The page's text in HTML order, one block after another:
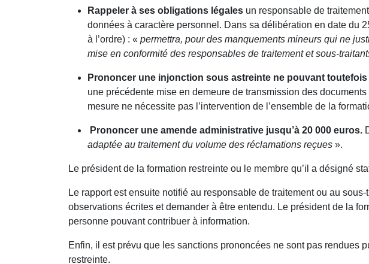
Rappeler à ses obligations légales un responsable de
données à caractère personnel. Dans sa délibération en date du
à l’ordre) : « permettra, pour des manquements mineurs qui ne
mise en conformité des responsables de traitement et sous-
Prononcer une injonction sous astreinte ne pouvant
une précédente mise en demeure de transmission des
mesure ne nécessite pas l’intervention de l’ensemble de la
Prononcer une amende administrative jusqu’à 20 000 euros.
adaptée au traitement du volume des réclamations reçues ».
Le président de la formation restreinte ou le membre qu’il a désigné
Le rapport est ensuite notifié au responsable de traitement ou au
observations écrites et demander à être entendu. Le président de la
personne pouvant contribuer à information.
Enfin, il est prévu que les sanctions prononcées ne sont pas rendues
restreinte.